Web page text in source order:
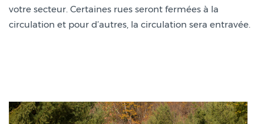
votre secteur. Certaines rues seront fermées à la
circulation et pour d’autres, la circulation sera entravée.